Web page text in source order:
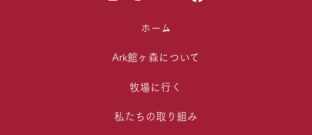
ホーム
Ark館ヶ森について
牧場に行く
私たちの取り組み